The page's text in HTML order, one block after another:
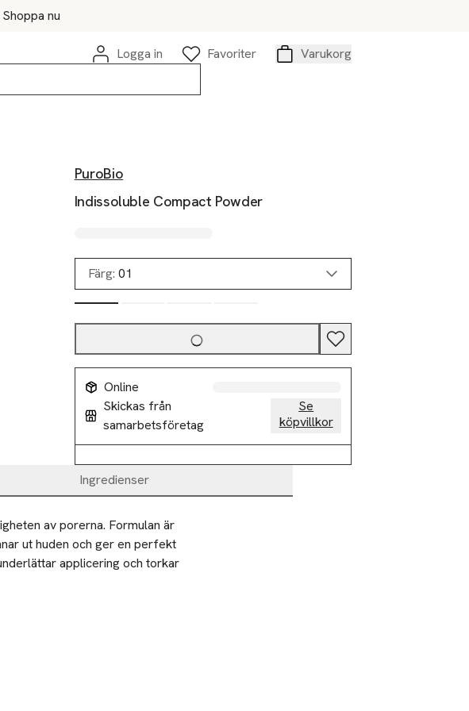
nu
Logga in
Favoriter
Varukorg
PuroBio
Indissoluble Compact Powder
Färg: 01
Online
Skickas från
samarbetsföretag
Se
köpvillkor
Ingredienser
av porerna. Formulan är
ut huden och ger en perfekt
applicering och torkar
ut hyn och minimera små